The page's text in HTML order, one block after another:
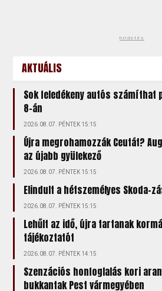
hirdetés
AKTUÁLIS
Sok feledékeny autós
8-án
2026.08.07. PÉNTEK 15:15
Újra megrohamozzák Ceutát?
az újabb gyülekező
2026.08.07. PÉNTEK 15:15
Elindult a hétszemélyes Skoda-
2026.08.07. PÉNTEK 15:15
Lehűlt az idő, újra tartanak
tájékoztatót
2026.08.07. PÉNTEK 14:15
Szenzációs honfoglalás kori
bukkantak Pest vármegyében